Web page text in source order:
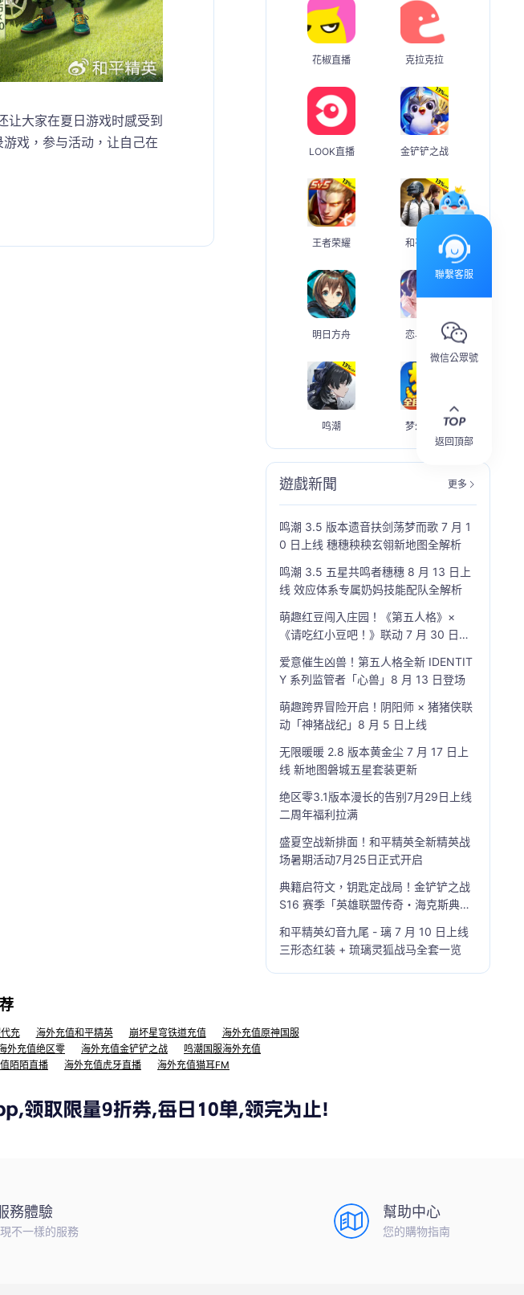
让大家在夏日游戏时感受到
戏，参与活动，让自己在
花椒直播 克拉克拉
LOOK直播 金铲铲之战
王者荣耀 和平精英
明日方舟 恋与深空
鸣潮 梦幻西游
遊戲新聞 更多
鸣潮 3.5 版本遗音扶剑荡梦而歌 7 月 1
0 日上线 穗穗秧秧玄翎新地图全解析
鸣潮 3.5 五星共鸣者穗穗 8 月 13 日上
线 效应体系专属奶妈技能配队全解析
萌趣红豆闯入庄园！《第五人格》×
《请吃红小豆吧！》联动 7 月 30 日开
爱意催生凶兽！第五人格全新 IDENTIT
Y 系列监管者「心兽」8 月 13 日登场
萌趣跨界冒险开启！阴阳师 × 猪猪侠联
动「神猪战纪」8 月 5 日上线
无限暖暖 2.8 版本黄金尘 7 月 17 日上
线 新地图磐城五星套装更新
绝区零3.1版本漫长的告别7月29日上线
二周年福利拉满
盛夏空战新排面！和平精英全新精英战
场暑期活动7月25日正式开启
典籍启符文，钥匙定战局！金铲铲之战
S16 赛季「英雄联盟传奇・海克斯典
和平精英幻音九尾 - 璃 7 月 10 日上线
三形态红装 + 琉璃灵狐战马全套一览
充 海外充值和平精英 崩坏星穹铁道充值
海外充值原神国服
外充值绝区零 海外充值金铲铲之战
鸣潮国服海外充值
陌陌直播 海外充值虎牙直播 海外充值猫耳FM
務體驗
不一樣的服務
幫助中心
您的購物指南
聯繫客服
微信公眾號
返回頂部